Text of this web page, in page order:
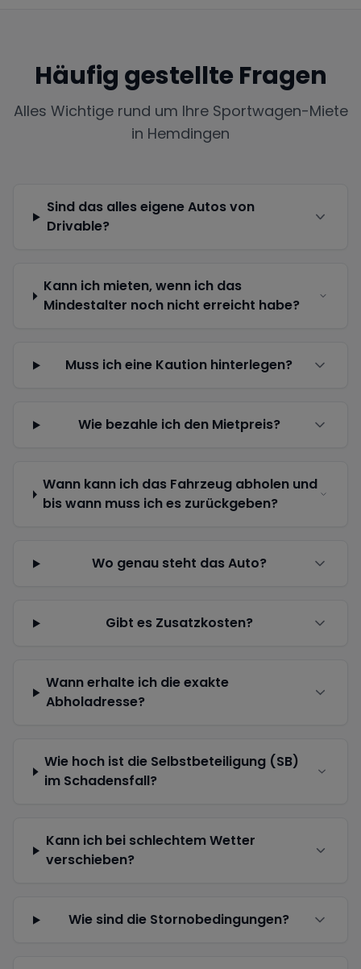
Häufig gestellte Fragen
Alles Wichtige rund um Ihre Sportwagen-Miete
in Hemdingen
Sind das alles eigene Autos von
Drivable?
Kann ich mieten, wenn ich das
Mindestalter noch nicht erreicht habe?
Muss ich eine Kaution hinterlegen?
Wie bezahle ich den Mietpreis?
Wann kann ich das Fahrzeug abholen und
bis wann muss ich es zurückgeben?
Wo genau steht das Auto?
Gibt es Zusatzkosten?
Wann erhalte ich die exakte
Abholadresse?
Wie hoch ist die Selbstbeteiligung (SB)
im Schadensfall?
Kann ich bei schlechtem Wetter
verschieben?
Wie sind die Stornobedingungen?